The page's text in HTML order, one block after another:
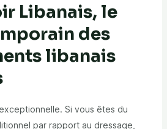
Libanais, le
des
libanais
Si vous êtes du
par rapport au dressage,